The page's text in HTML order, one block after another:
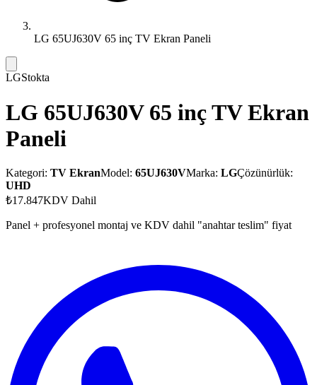
LG 65UJ630V 65 inç TV Ekran Paneli
LGStokta
LG 65UJ630V 65 inç TV Ekran
Paneli
Kategori: TV EkranModel: 65UJ630VMarka: LGÇözünürlük:
UHD
₺17.847KDV Dahil
Panel + profesyonel montaj ve KDV dahil "anahtar teslim" fiyat